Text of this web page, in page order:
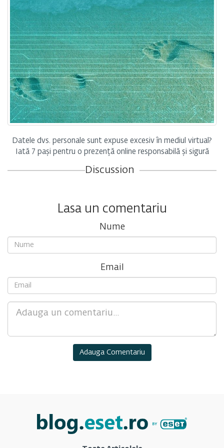
Datele dvs. personale sunt expuse excesiv în mediul virtual?
Iată 7 pași pentru o prezență online responsabilă și sigură
Discussion
Lasa un comentariu
Nume
Email